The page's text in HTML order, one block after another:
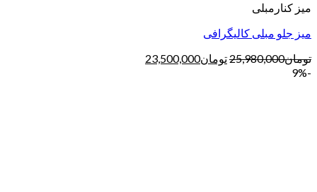
میز کنارمبلی
میز جلو مبلی کالیگرافی
تومان25,980,000تومان23,500,000
-9%